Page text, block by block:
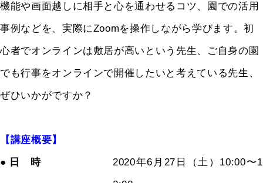
機能や画面越しに相手と心を通わせるコツ、園での活用
事例などを、実際にZoomを操作しながら学びます。初
心者でオンラインは敷居が高いという先生、ご自身の園
でも行事をオンラインで開催したいと考えている先生、
ぜひいかがですか？
【講座概要】
● 日 時
2020年6月27日（土）10:00〜1